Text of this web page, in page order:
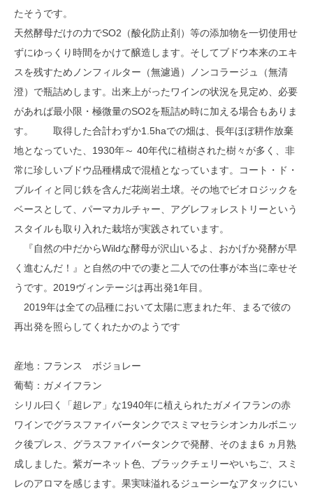
たそうです。
天然酵母だけの力でSO2（酸化防止剤）等の添加物を一切使用せ
ずにゆっくり時間をかけて醸造します。そしてブドウ本来のエキ
スを残すためノンフィルター（無濾過）ノンコラージュ（無清
澄）で瓶詰めします。出来上がったワインの状況を見定め、必要
があれば最小限・極微量のSO2を瓶詰め時に加える場合もありま
す。 取得した合計わずか1.5haでの畑は、長年ほぼ耕作放棄
地となっていた、1930年～ 40年代に植樹された樹々が多く、非
常に珍しいブドウ品種構成で混植となっています。コート・ド・
ブルイィと同じ鉄を含んだ花崗岩土壌。その地でビオロジックを
ベースとして、パーマカルチャー、アグレフォレストリーという
スタイルも取り入れた栽培が実践されています。
『自然の中だからWildな酵母が沢山いるよ、おかげか発酵が早
く進むんだ！』と自然の中での妻と二人での仕事が本当に幸せそ
うです。2019ヴィンテージは再出発1年目。
2019年は全ての品種において太陽に恵まれた年、まるで彼の
再出発を照らしてくれたかのようです
産地：フランス ボジョレー
葡萄：ガメイフラン
シリル曰く「超レア」な1940年に植えられたガメイフランの赤
ワインでグラスファイバータンクでスミマセラシオンカルボニッ
ク後プレス、グラスファイバータンクで発酵、そのまま6 ヵ月熟
成しました。紫ガーネット色、ブラックチェリーやいちご、スミ
レのアロマを感じます。果実味溢れるジューシーなアタックにい